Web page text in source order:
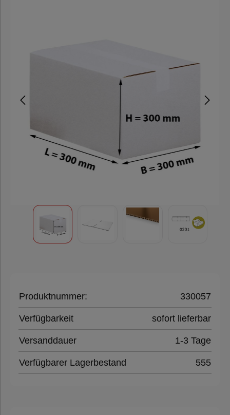
Kartons
Zuschnitte
Klebeband
Polstermaterial
Folien,
Paletten &
Umreifung
Produktnummer: 330057
Verfügbarkeit sofort lieferbar
Versanddauer 1-3 Tage
Verfügbarer Lagerbestand 555